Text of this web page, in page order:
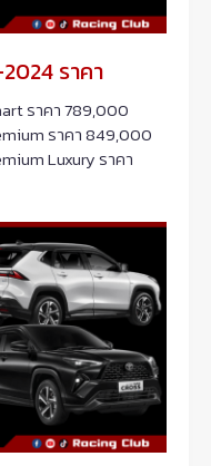
ราคา
ราคา 789,000
ราคา 849,000
Luxury ราคา